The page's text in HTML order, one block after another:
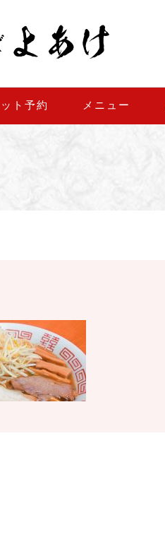
ト予約 メニュー